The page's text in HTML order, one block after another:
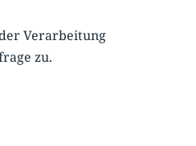
Verarbeitung
zu.